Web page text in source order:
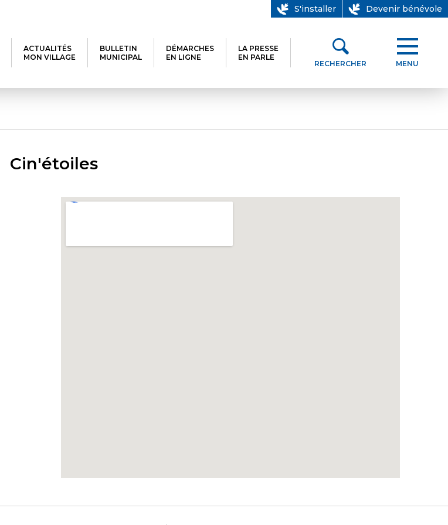
S'installer Devenir bénévole
ACTUALITÉS
MON VILLAGE
BULLETIN
MUNICIPAL
DÉMARCHES
EN LIGNE
LA PRESSE
EN PARLE
RECHERCHER MENU
Cin'étoiles